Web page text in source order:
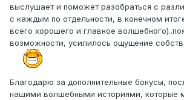
выслушает и поможет разобраться с
с каждым по отдельности, в конечном
всего хорошего и главное
возможности, усилилось ощущение
Благодарю за дополнительные бонусы,
нашими волшебными историями, которые